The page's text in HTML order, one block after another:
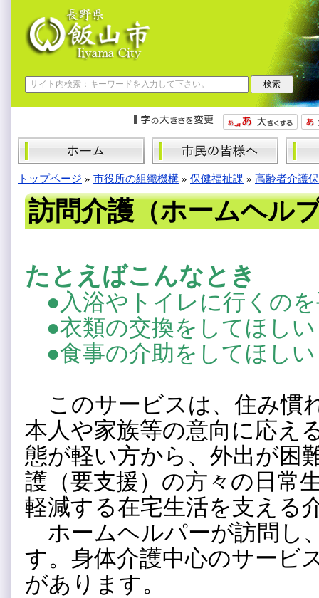
トップページ » 市役所の組織機構 » 保健福祉課 » 高齢者介護
訪問介護（ホームヘル
たとえばこんなとき
●入浴やトイレに行くの
●衣類の交換をしてほしい
●食事の介助をしてほしい
このサービスは、住み慣
本人や家族等の意向に応え
態が軽い方から、外出が困
護（要支援）の方々の日常
軽減する在宅生活を支える
ホームヘルパーが訪問し
す。身体介護中心のサービ
があります。